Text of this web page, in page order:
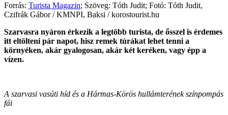
Forrás: Turista Magazin; Szöveg: Tóth Judit; Fotó: Tóth Judit,
Czifrák Gábor / KMNPI, Baksi / korostourist.hu
Szarvasra nyáron érkezik a legtöbb turista, de ősszel is érdemes
itt eltölteni pár napot, hisz remek túrákat lehet tenni a
környéken, akár gyalogosan, akár két keréken, vagy épp a
vízen.
A szarvasi vasúti híd és a Hármas-Körös hullámterének színpompás
fái